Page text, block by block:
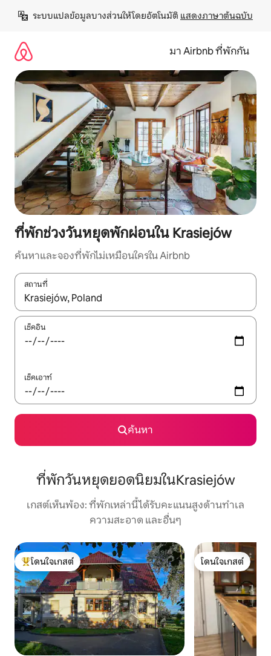
เนื้อหา
ระบบแปลข้อมูลบางส่วนให้โดยอัตโนมัติ แสดงภาษาต้นฉบับ
มา Airbnb ที่พักกัน
ที่พักช่วงวันหยุดพักผ่อนใน Krasiejów
ค้นหาและจองที่พักไม่เหมือนใครใน Airbnb
สถานที่
ใช้ลูกศรขึ้นลง หรือใช้การสัมผัสหรือปัด เพื่อสำรวจผลการค้นหา
เช็คอิน
เช็คเอาท์
ค้นหา
ที่พักวันหยุดยอดนิยมในKrasiejów
เกสต์เห็นพ้อง: ที่พักเหล่านี้ได้รับคะแนนสูงด้านทำเล
ความสะอาด และอื่นๆ
โดนใจเกสต์ที่สุด
โดนใจเกสต์
โดนใจเกสต์
โดนใจเกสต์